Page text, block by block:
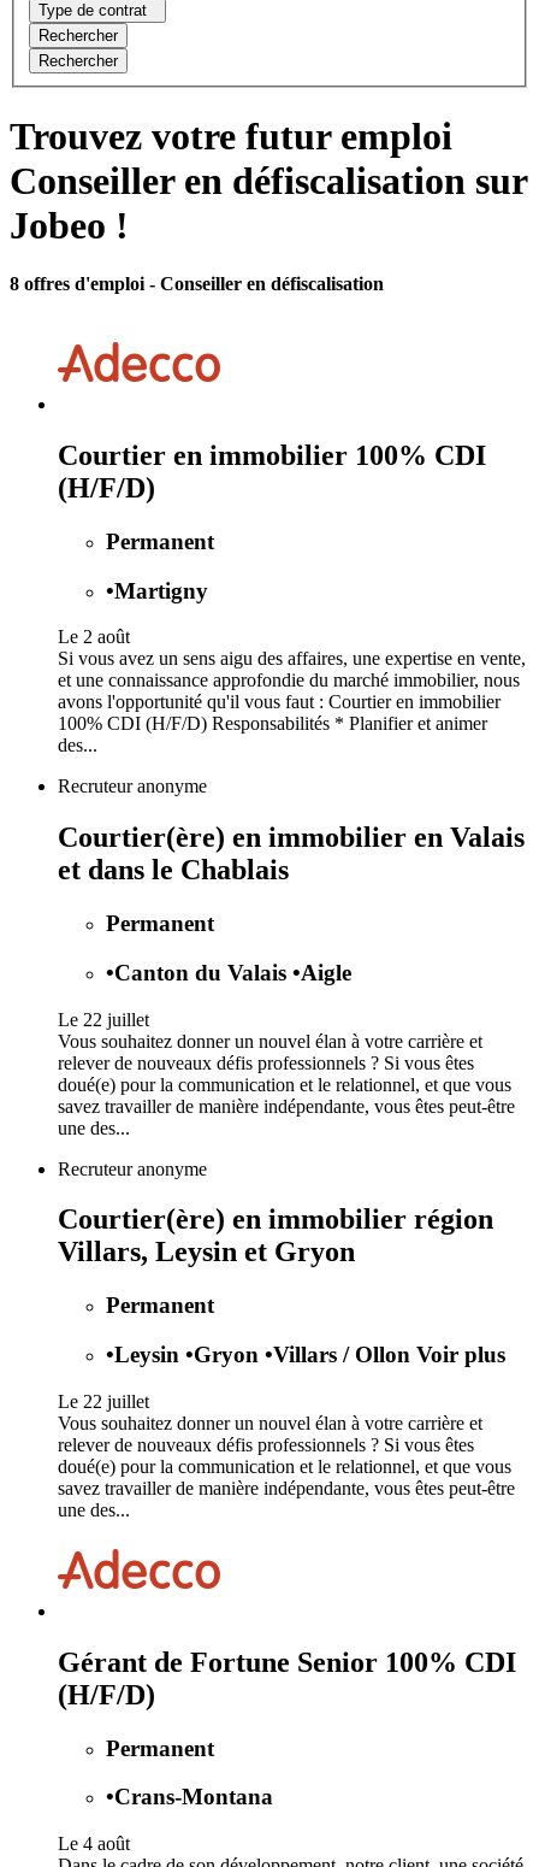
Type de contrat
Rechercher
Rechercher
Trouvez votre futur emploi
Conseiller en défiscalisation sur
Jobeo !
8 offres d'emploi - Conseiller en défiscalisation
Courtier en immobilier 100% CDI
(H/F/D)
Permanent
•Martigny
Le 2 août
Si vous avez un sens aigu des affaires, une expertise en vente,
et une connaissance approfondie du marché immobilier, nous
avons l'opportunité qu'il vous faut : Courtier en immobilier
100% CDI (H/F/D) Responsabilités * Planifier et animer
des...
Recruteur anonyme
Courtier(ère) en immobilier en Valais
et dans le Chablais
Permanent
•Canton du Valais •Aigle
Le 22 juillet
Vous souhaitez donner un nouvel élan à votre carrière et
relever de nouveaux défis professionnels ? Si vous êtes
doué(e) pour la communication et le relationnel, et que vous
savez travailler de manière indépendante, vous êtes peut-être
une des...
Recruteur anonyme
Courtier(ère) en immobilier région
Villars, Leysin et Gryon
Permanent
•Leysin •Gryon •Villars / Ollon Voir plus
Le 22 juillet
Vous souhaitez donner un nouvel élan à votre carrière et
relever de nouveaux défis professionnels ? Si vous êtes
doué(e) pour la communication et le relationnel, et que vous
savez travailler de manière indépendante, vous êtes peut-être
une des...
Gérant de Fortune Senior 100% CDI
(H/F/D)
Permanent
•Crans-Montana
Le 4 août